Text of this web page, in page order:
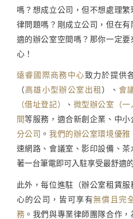
嗎？想成立公司，但不想處理
律問題嗎？剛成立公司，但在
適的辦公室空間嗎？那你一定要
心！
遠睿國際商務中心致力於提供
（高雄小型辦公室出租 ）、 會
（借址登記）
、 微型辦公室（一
間等服務，適合新創企業、中小
分公司 。 我們的辦公室環境優雅
速網路、會議室、影印設備、茶
著一台筆電即可入駐享受最舒適
此外，每位進駐（辦公室租賃
心的公司，皆可享有無償且完
務 。我們與專業律師團隊合作